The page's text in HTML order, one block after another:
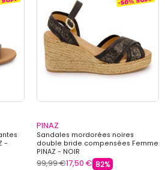
-
PINAZ
Sandales mordorées noires
double bride compensées Femme
PINAZ - NOIR
99,99 €17,50 € 82%